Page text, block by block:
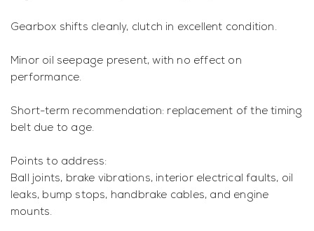
Gearbox shifts cleanly, clutch in excellent condition.
Minor oil seepage present, with no effect on
performance.
Short-term recommendation: replacement of the timing
belt due to age.
Points to address:
Ball joints, brake vibrations, interior electrical faults, oil
leaks, bump stops, handbrake cables, and engine
mounts.